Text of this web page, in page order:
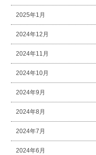
2025年1月
2024年12月
2024年11月
2024年10月
2024年9月
2024年8月
2024年7月
2024年6月